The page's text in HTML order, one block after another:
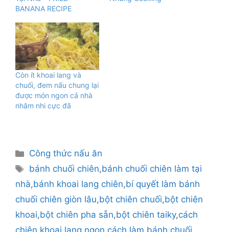
BANANA RECIPE
Còn ít khoai lang và
chuối, đem nấu chung lại
được món ngon cả nhà
nhâm nhi cực đã
Danh
mục
Công thức nấu ăn
Thẻ
bánh chuối chiên,bánh chuối chiên làm tại
nhà,bánh khoai lang chiên,bí quyết làm bánh
chuối chiên giòn lâu,bột chiên chuối,bột chiên
khoai,bột chiên pha sẵn,bột chiên taiky,cách